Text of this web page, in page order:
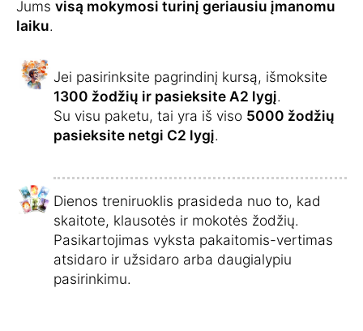
Jums visą mokymosi turinį geriausiu įmanomu
laiku.
Jei pasirinksite pagrindinį kursą, išmoksite
1300 žodžių ir pasieksite A2 lygį.
Su visu paketu, tai yra iš viso 5000 žodžių
pasieksite netgi C2 lygį.
Dienos treniruoklis prasideda nuo to, kad
skaitote, klausotės ir mokotės žodžių.
Pasikartojimas vyksta pakaitomis-vertimas
atsidaro ir užsidaro arba daugialypiu
pasirinkimu.